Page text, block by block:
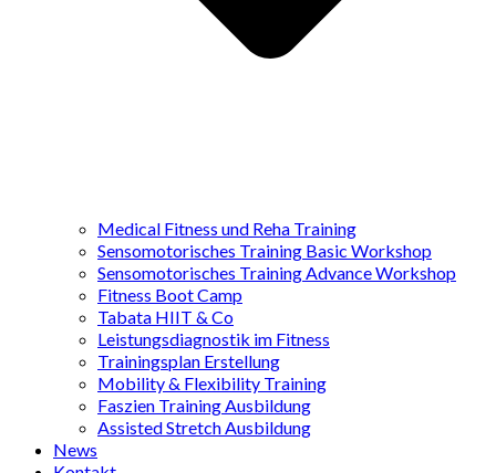
Medical Fitness und Reha Training
Sensomotorisches Training Basic Workshop
Sensomotorisches Training Advance Workshop
Fitness Boot Camp
Tabata HIIT & Co
Leistungsdiagnostik im Fitness
Trainingsplan Erstellung
Mobility & Flexibility Training
Faszien Training Ausbildung
Assisted Stretch Ausbildung
News